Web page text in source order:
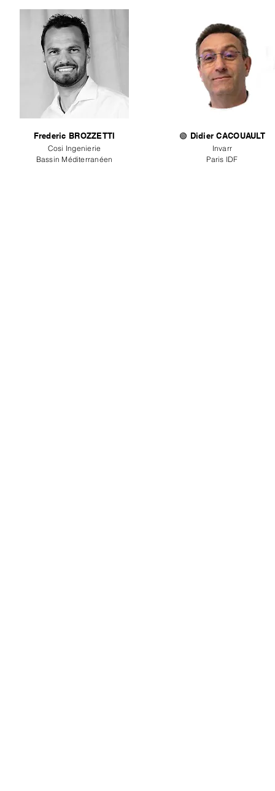
Frederic BROZZETTI
Cosi Ingenierie
Bassin Méditerranéen
🟢 Didier CACOUAULT
Invarr
Paris IDF